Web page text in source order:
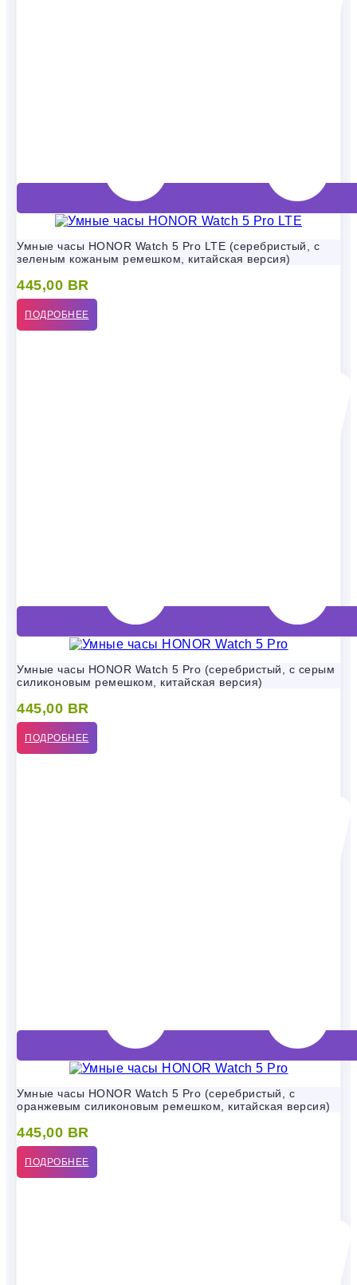
Умные часы HONOR Watch 5 Pro LTE (серебристый, с
зеленым кожаным ремешком, китайская версия)
445,00 BR
ПОДРОБНЕЕ
Умные часы HONOR Watch 5 Pro (серебристый, с серым
силиконовым ремешком, китайская версия)
445,00 BR
ПОДРОБНЕЕ
Умные часы HONOR Watch 5 Pro (серебристый, с
оранжевым силиконовым ремешком, китайская версия)
445,00 BR
ПОДРОБНЕЕ